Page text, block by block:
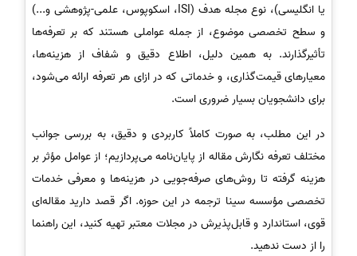
یا انگلیسی)، نوع مجله هدف (ISI، اسکوپوس، علمی-پژوهشی و...)
و سطح تخصصی موضوع، از جمله عواملی هستند که بر تعرفه‌ها
تأثیرگذارند. به همین دلیل، اطلاع دقیق و شفاف از هزینه‌ها،
معیارهای قیمت‌گذاری، و خدماتی که در ازای هر تعرفه ارائه می‌شود،
برای دانشجویان بسیار ضروری است.
در این مطلب، به صورت کاملاً کاربردی و دقیق، به بررسی جوانب
مختلف تعرفه نگارش مقاله از پایان‌نامه می‌پردازیم؛ از عوامل مؤثر بر
هزینه گرفته تا روش‌های صرفه‌جویی در هزینه‌ها و معرفی خدمات
تخصصی مؤسسه سینا ترجمه در این حوزه. اگر قصد دارید مقاله‌ای
قوی، استاندارد و قابل‌پذیرش در مجلات معتبر تهیه کنید، این راهنما
را از دست ندهید.